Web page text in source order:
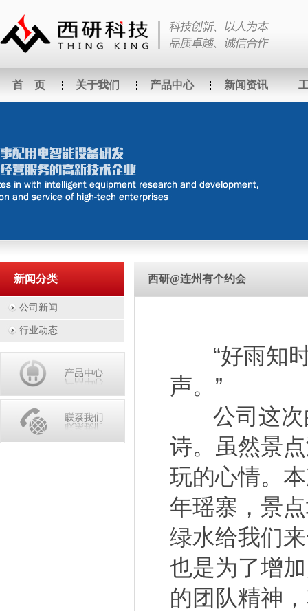
首 页 关于我们 产品中心 新闻资讯
新闻分类
公司新闻
行业动态
西研@连州有个约会
“好雨知时
声。”
公司这次
诗。虽然景
玩的心情。
年瑶寨，景
绿水给我们
也是为了增
的团队精神